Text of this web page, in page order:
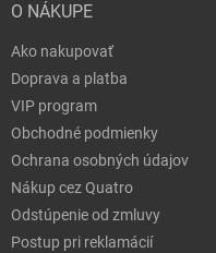
O NÁKUPE
Ako nakupovať
Doprava a platba
VIP program
Obchodné podmienky
Ochrana osobných údajov
Nákup cez Quatro
Odstúpenie od zmluvy
Postup pri reklamácií